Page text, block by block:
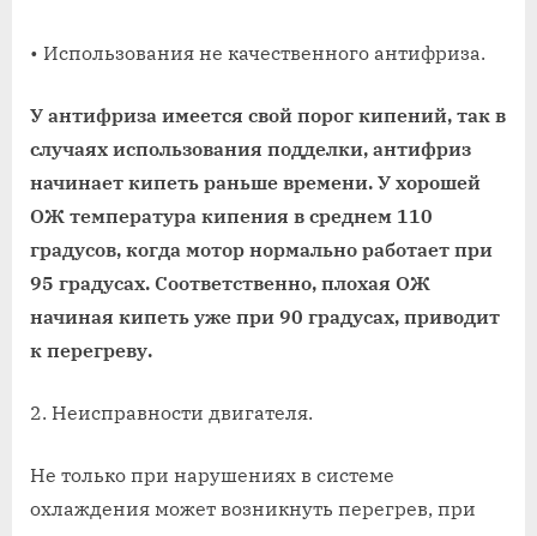
• Использования не качественного антифриза.
У антифриза имеется свой порог кипений, так в
случаях использования подделки, антифриз
начинает кипеть раньше времени. У хорошей
ОЖ температура кипения в среднем 110
градусов, когда мотор нормально работает при
95 градусах. Соответственно, плохая ОЖ
начиная кипеть уже при 90 градусах, приводит
к перегреву.
2. Неисправности двигателя.
Не только при нарушениях в системе
охлаждения может возникнуть перегрев, при